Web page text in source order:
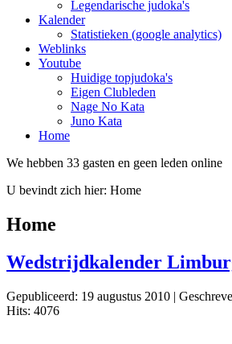
Legendarische judoka's
Kalender
Statistieken (google analytics)
Weblinks
Youtube
Huidige topjudoka's
Eigen Clubleden
Nage No Kata
Juno Kata
Home
We hebben 33 gasten en geen leden online
U bevindt zich hier: Home
Home
Wedstrijdkalender
Gepubliceerd: 19 augustus 2010 |
Hits: 4076